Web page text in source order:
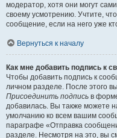
модератор, хотя они могут
своему усмотрению. Учтите,
сообщение, если на него уже
Вернуться к началу
Как мне добавить подпись к
Чтобы добавить подпись к
личном разделе. После этого
Присоединить подпись в
добавилась. Вы также можете
умолчанию ко всем вашим
параграфе «Отправка
разделе. Несмотря на это, вы